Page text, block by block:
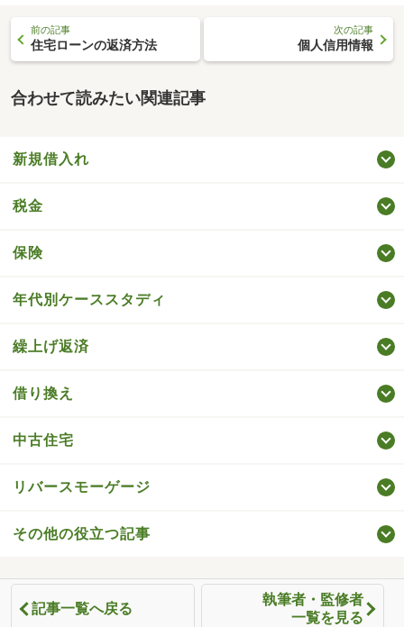
前の記事
住宅ローンの返済方法
次の記事
個人信用情報
合わせて読みたい関連記事
新規借入れ
税金
保険
年代別ケーススタディ
繰上げ返済
借り換え
中古住宅
リバースモーゲージ
その他の役立つ記事
記事一覧へ戻る
執筆者・監修者
一覧を見る